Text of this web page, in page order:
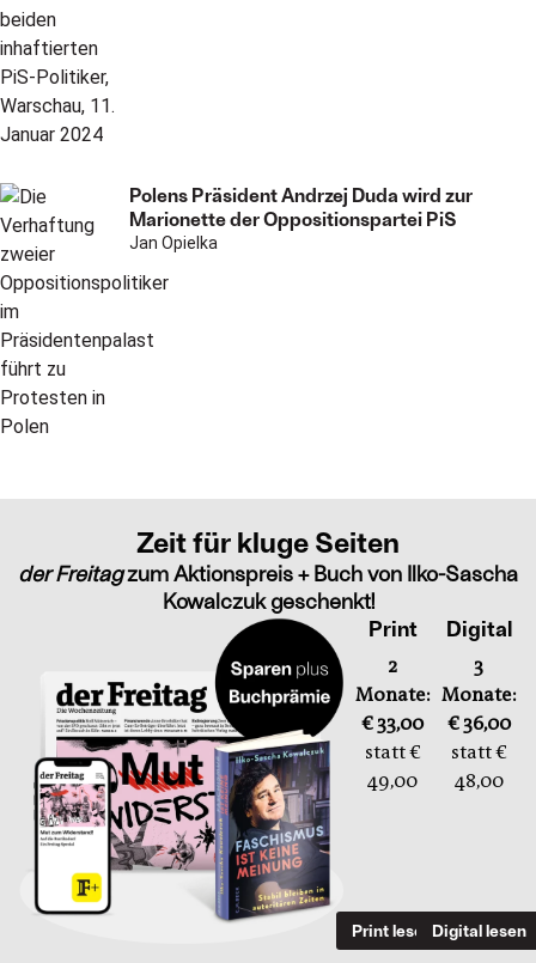
Polens Präsident Andrzej Duda wird zur
Marionette der Oppositionspartei PiS
Jan Opielka
Zeit für kluge Seiten
der Freitagzum Aktionspreis + Buch von Ilko-Sascha
Kowalczuk geschenkt!
Print
2
Monate:
€ 33,00
statt €
49,00
Print lesen
Digital
3
Monate:
€ 36,00
statt €
48,00
Digital lesen